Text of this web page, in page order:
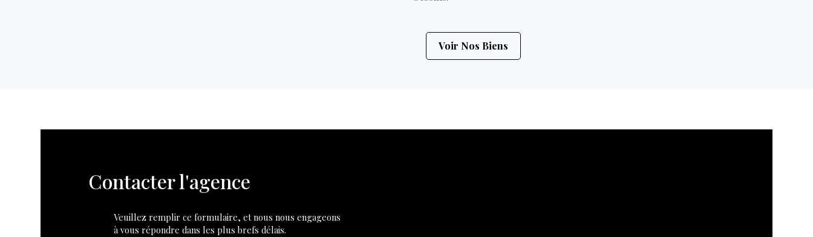
Voir Nos Biens
Contacter l'agence
Veuillez remplir ce formulaire, et nous nous engageons
à vous répondre dans les plus brefs délais.